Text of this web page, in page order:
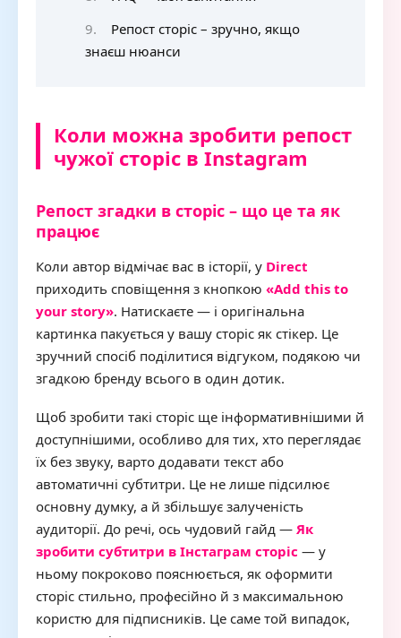
Репост сторіс – зручно, якщо
знаєш нюанси
Коли можна зробити репост
чужої сторіс в Instagram
Репост згадки в сторіс – що це та як
працює
Коли автор відмічає вас в історії, у Direct
приходить сповіщення з кнопкою «Add this to
your story». Натискаєте — і оригінальна
картинка пакується у вашу сторіс як стікер. Це
зручний спосіб поділитися відгуком, подякою чи
згадкою бренду всього в один дотик.
Щоб зробити такі сторіс ще інформативнішими й
доступнішими, особливо для тих, хто переглядає
їх без звуку, варто додавати текст або
автоматичні субтитри. Це не лише підсилює
основну думку, а й збільшує залученість
аудиторії. До речі, ось чудовий гайд — Як
зробити субтитри в Інстаграм сторіс — у
ньому покроково пояснюється, як оформити
сторіс стильно, професійно й з максимальною
користю для підписників. Це саме той випадок,